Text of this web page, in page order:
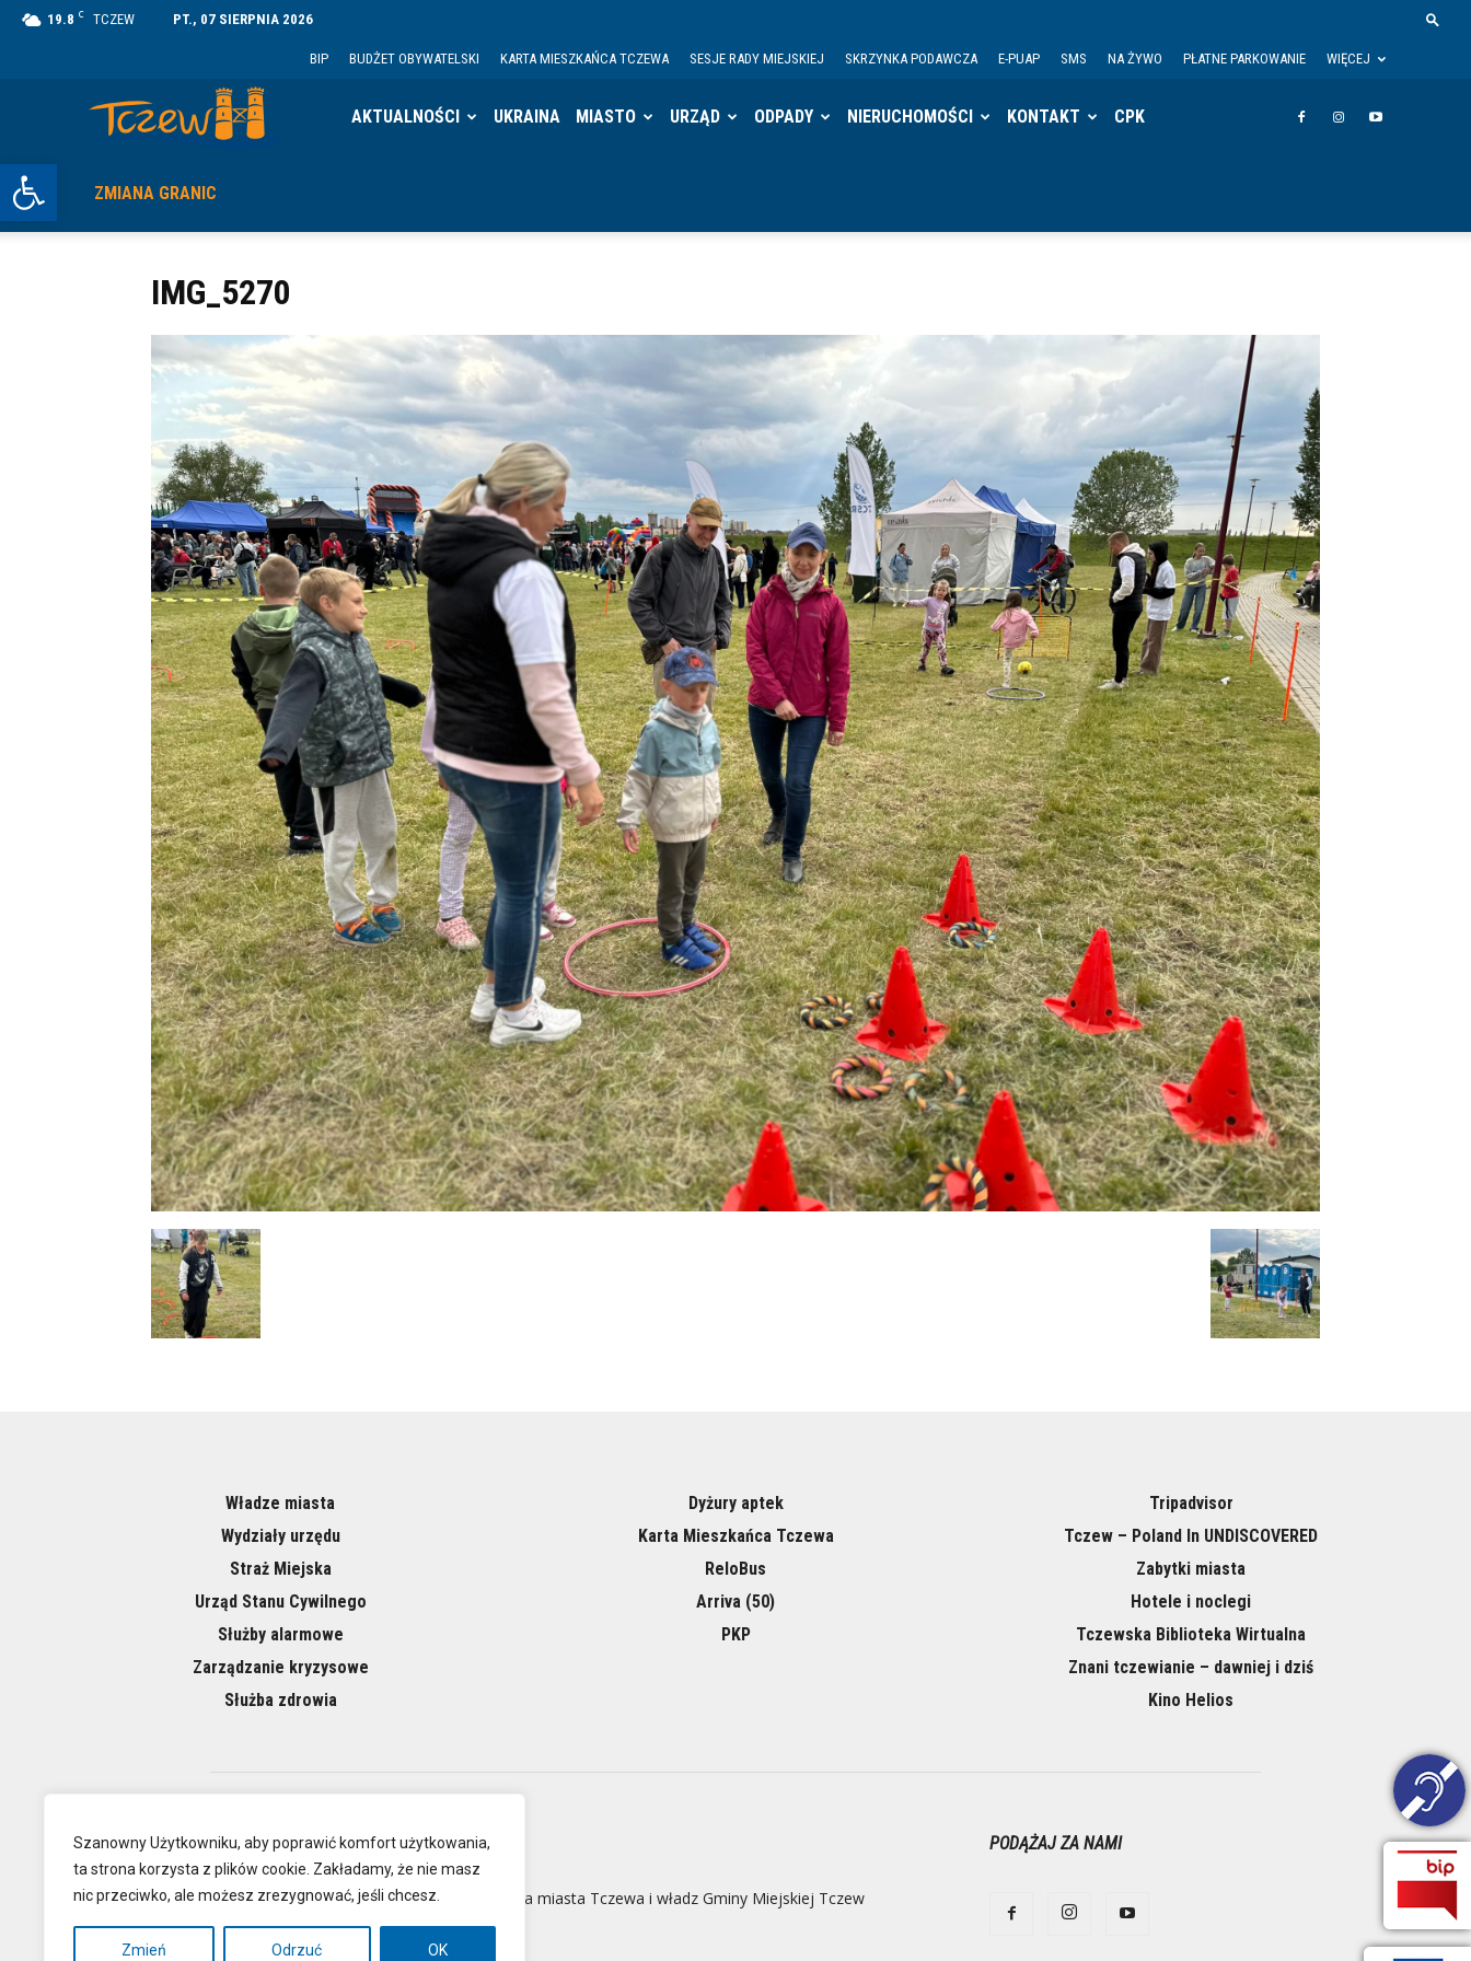
Otwórz pasek narzędzi
Szanowny Użytkowniku, aby poprawić komfort użytkowania,
ta strona korzysta z plików cookie. Zakładamy, że nie masz
nic przeciwko, ale możesz zrezygnować, jeśli chcesz.
Zmień Odrzuć OK
19.8 C TCZEW PT., 07 SIERPNIA 2026
BIP BUDŻET OBYWATELSKI KARTA MIESZKAŃCA TCZEWA SESJE RADY MIEJSKIEJ SKRZYNKA PODAWCZA E-PUAP SMS NA ŻYWO PŁATNE PARKOWANIE WIĘCEJ
AKTUALNOŚCI UKRAINA MIASTO URZĄD ODPADY NIERUCHOMOŚCI KONTAKT CPK
ZMIANA GRANIC
IMG_5270
Władze miasta
Wydziały urzędu
Straż Miejska
Urząd Stanu Cywilnego
Służby alarmowe
Zarządzanie kryzysowe
Służba zdrowia
Dyżury aptek
Karta Mieszkańca Tczewa
ReloBus
Arriva (50)
PKP
Tripadvisor
Tczew – Poland In UNDISCOVERED
Zabytki miasta
Hotele i noclegi
Tczewska Biblioteka Wirtualna
Znani tczewianie – dawniej i dziś
Kino Helios
O NAS
Oficjalna strona miasta Tczewa i władz Gminy Miejskiej Tczew
PODĄŻAJ ZA NAMI